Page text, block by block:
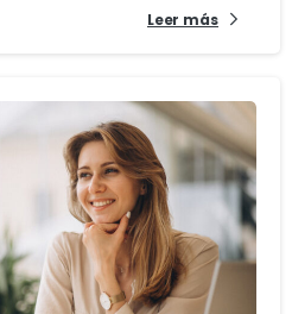
Leer más